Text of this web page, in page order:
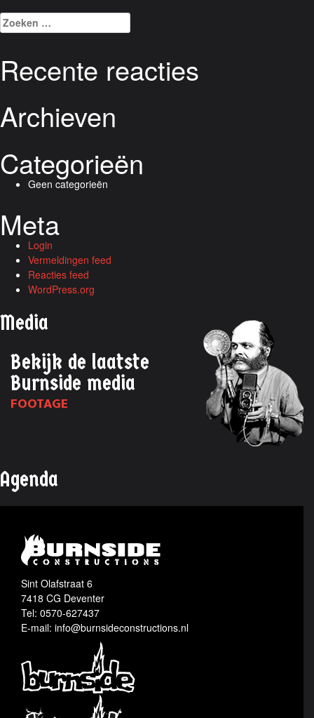
Zoeken
naar:
Recente reacties
Archieven
Categorieën
Geen categorieën
Meta
Login
Vermeldingen feed
Reacties feed
WordPress.org
Media
Bekijk de laatste
Burnside media
FOOTAGE
Agenda
Sint Olafstraat 6
7418 CG Deventer
Tel: 0570-627437
E-mail: info@burnsideconstructions.nl